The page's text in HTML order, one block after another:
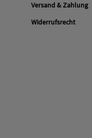
Versand & Zahlung
Widerrufsrecht